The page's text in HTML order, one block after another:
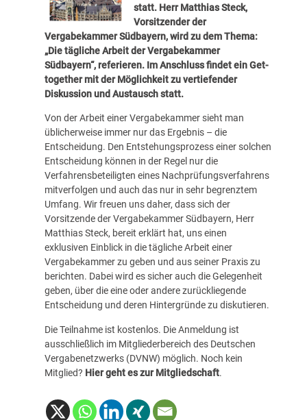
statt. Herr Matthias Steck,
Vorsitzender der
Vergabekammer Südbayern, wird zu dem Thema:
„Die tägliche Arbeit der Vergabekammer
Südbayern“, referieren. Im Anschluss findet ein Get-
together mit der Möglichkeit zu vertiefender
Diskussion und Austausch statt.
Von der Arbeit einer Vergabekammer sieht man
üblicherweise immer nur das Ergebnis – die
Entscheidung. Den Entstehungsprozess einer solchen
Entscheidung können in der Regel nur die
Verfahrensbeteiligten eines Nachprüfungsverfahrens
mitverfolgen und auch das nur in sehr begrenztem
Umfang. Wir freuen uns daher, dass sich der
Vorsitzende der Vergabekammer Südbayern, Herr
Matthias Steck, bereit erklärt hat, uns einen
exklusiven Einblick in die tägliche Arbeit einer
Vergabekammer zu geben und aus seiner Praxis zu
berichten. Dabei wird es sicher auch die Gelegenheit
geben, über die eine oder andere zurückliegende
Entscheidung und deren Hintergründe zu diskutieren.
Die Teilnahme ist kostenlos. Die Anmeldung ist
ausschließlich im Mitgliederbereich des Deutschen
Vergabenetzwerks (DVNW) möglich. Noch kein
Mitglied? Hier geht es zur Mitgliedschaft.